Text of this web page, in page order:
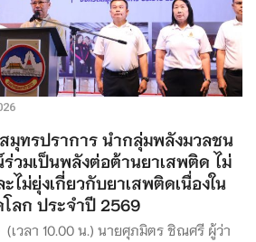
มุทรปราการ นำกลุ่มพลังมวลชน
วมเป็นพลังต่อต้านยาเสพติด ไม่
ไม่ยุ่งเกี่ยวกับยาเสพติดเนื่องใน
ลก ประจำปี 2569
วลา 10.00 น.) นายศุภมิตร ชิณศรี ผู้ว่า